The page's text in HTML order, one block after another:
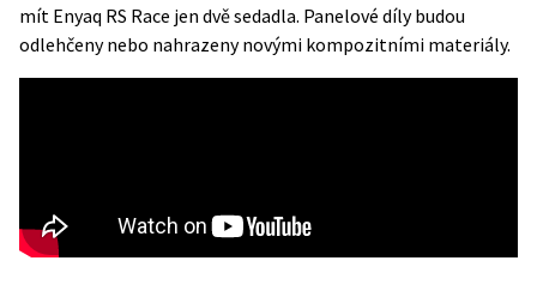
mít Enyaq RS Race jen dvě sedadla. Panelové díly budou
odlehčeny nebo nahrazeny novými kompozitními materiály.